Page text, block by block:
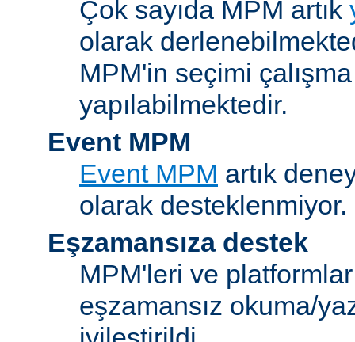
Çok sayıda MPM artık
olarak
MPM'in seçimi
yapılabilmektedir.
Event MPM
Event MPM artık
olarak desteklenmiyor.
Eşzamansıza destek
MPM'leri ve
eşzamansız okuma/